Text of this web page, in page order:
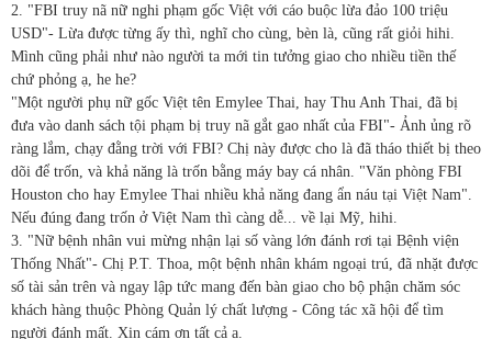
2. "FBI truy nã nữ nghi phạm gốc Việt với cáo buộc lừa đảo 100 triệu
USD"- Lừa được từng ấy thì, nghĩ cho cùng, bèn là, cũng rất giỏi hihi.
Mình cũng phải như nào người ta mới tin tưởng giao cho nhiều tiền thế
chứ phỏng ạ, he he?
"Một người phụ nữ gốc Việt tên Emylee Thai, hay Thu Anh Thai, đã bị
đưa vào danh sách tội phạm bị truy nã gắt gao nhất của FBI"- Ảnh ủng rõ
ràng lắm, chạy đằng trời với FBI? Chị này được cho là đã tháo thiết bị theo
dõi để trốn, và khả năng là trốn bằng máy bay cá nhân. "Văn phòng FBI
Houston cho hay Emylee Thai nhiều khả năng đang ẩn náu tại Việt Nam".
Nếu đúng đang trốn ở Việt Nam thì càng dễ... về lại Mỹ, hihi.
3. "Nữ bệnh nhân vui mừng nhận lại số vàng lớn đánh rơi tại Bệnh viện
Thống Nhất"- Chị P.T. Thoa, một bệnh nhân khám ngoại trú, đã nhặt được
số tài sản trên và ngay lập tức mang đến bàn giao cho bộ phận chăm sóc
khách hàng thuộc Phòng Quản lý chất lượng - Công tác xã hội để tìm
người đánh mất. Xin cám ơn tất cả ạ.